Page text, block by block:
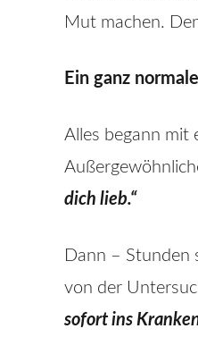
Mut machen.
Ein ganz
Alles begann mit
dich lieb.“
Dann – Stunden
von der
sofort ins